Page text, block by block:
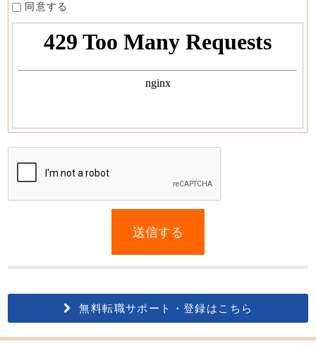
同意する
this
送信する
無料転職サポート・登録はこちら